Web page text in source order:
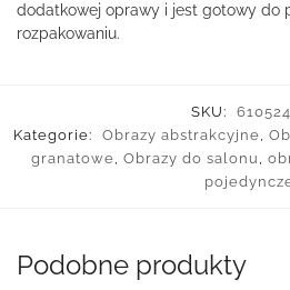
dodatkowej oprawy i jest gotowy do
rozpakowaniu.
SKU:
Kategorie:
Obrazy abstrakcyjne,
granatowe, Obrazy do salonu ,
Podobne produkty